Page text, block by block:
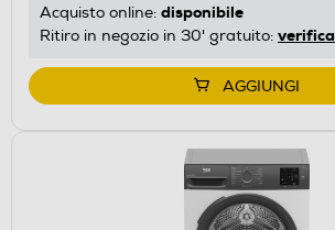
energetico
di
Youreko.
Acquisto online: disponibile
Ritiro in negozio in 30' gratuito: verifica
AGGIUNGI